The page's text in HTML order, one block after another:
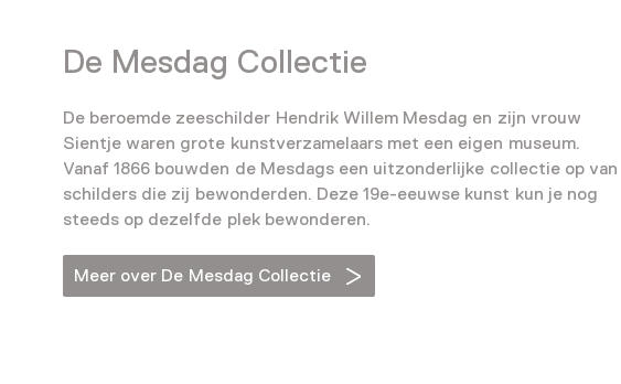
De Mesdag Collectie
De beroemde zeeschilder Hendrik Willem Mesdag en zijn vrouw
Sientje waren grote kunstverzamelaars met een eigen museum.
Vanaf 1866 bouwden de Mesdags een uitzonderlijke collectie op van
schilders die zij bewonderden. Deze 19e-eeuwse kunst kun je nog
steeds op dezelfde plek bewonderen.
Meer over De Mesdag Collectie